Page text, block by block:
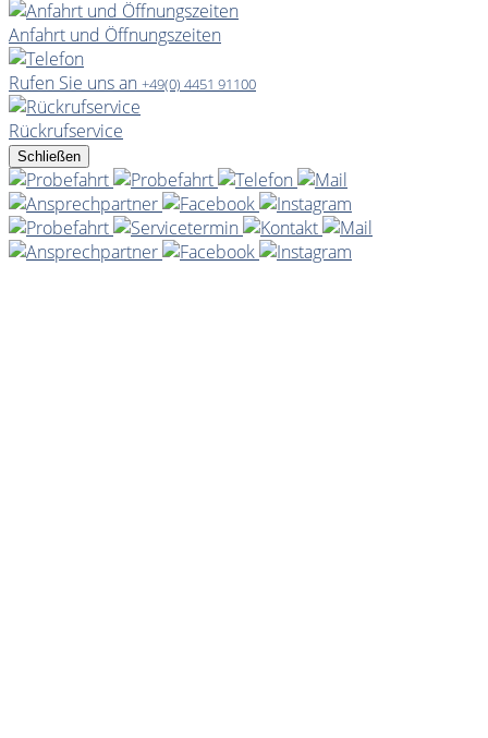
Anfahrt und Öffnungszeiten
Rufen Sie uns an +49(0) 4451 91100
Rückrufservice
Schließen